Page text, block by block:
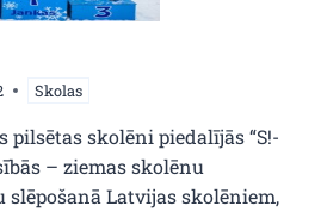
Skolas
pilsētas skolēni piedalījās “S!-
– ziemas skolēnu
Latvijas skolēniem,